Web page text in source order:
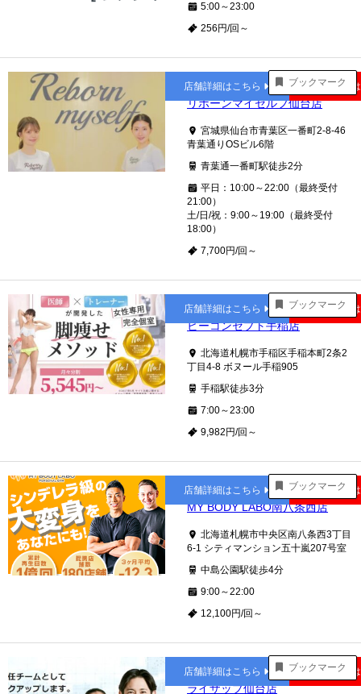
5:00～23:00
256円/回～
ブックマーク
青葉通一番町
リボーンマイセルフ仙台店
宮城県仙台市青葉区一番町2-8-46
青葉通りOSビル6階
青葉通一番町駅徒歩2分
平日：10:00～22:00（最終受付
21:00）
土/日/祝：9:00～19:00（最終受付
18:00）
7,700円/回～
店舗詳細はこちら 公式サイト
ブックマーク
手稲
ビーコンセプト手稲店
北海道札幌市手稲区手稲本町2条2
丁目4-8 ボヌール手稲905
手稲駅徒歩3分
7:00～23:00
9,982円/回～
店舗詳細はこちら 公式サイト
ブックマーク
中島公園
MY BODY LABO南八条西店
北海道札幌市中央区南八条西3丁目
6-1 シティマンション五十嵐207号室
中島公園駅徒歩4分
9:00～22:00
12,100円/回～
店舗詳細はこちら 公式サイト
ブックマーク
仙台
ライザップ仙台店
店舗詳細はこちら 公式サイト